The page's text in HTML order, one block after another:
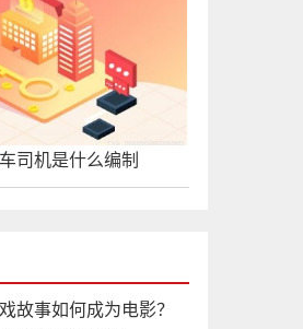
司机是什么编制
故事如何成为电影？